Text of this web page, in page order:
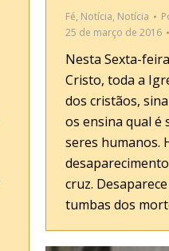
Fé, Notícia, Notícia
25 de março de 2016
Nesta Sexta-
Cristo, toda a
dos cristãos,
os ensina qual é
seres humanos.
cruz.
tumbas dos